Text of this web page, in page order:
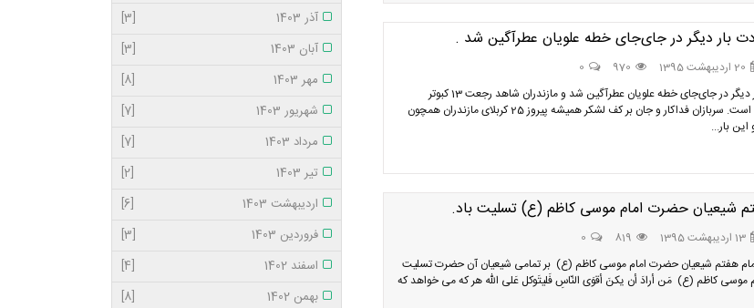
بار دیگر در جای‌جای خطه علویان عطرآگین شد .
20 اردیبهشت 1395 970
0
عطر ایثار و شهادت بار دیگر در جای‌جای خطه علویان عطرآگین شد و مازندران شاهد رجعت 13 کبوتر
خونین‌بال مدافع حرم است. سربازان فداکار و جان‌ بر کف لشکر همیشه پیروز 25 کربلای مازندران همچون
بار...
شیعیان حضرت امام موسی کاظم (ع) تسلیت باد.
13 اردیبهشت 1395 819
0
هفتم شیعیان حضرت امام موسی کاظم (ع) بر تمامی شیعیان آن حضرت تسلیت
موسی کاظم (ع) مَن أرادَ أن یکنَ‌ أقوَی النّاسِ‌ فَلیتَوکل عَلی الله هر که می خواهد که
آذر 1403
[3]
آبان 1403
[3]
مهر 1403
[8]
شهریور 1403
[7]
مرداد 1403
[7]
تیر 1403
[2]
اردیبهشت 1403
[6]
فروردین 1403
[3]
اسفند 1402
[4]
بهمن 1402
[8]